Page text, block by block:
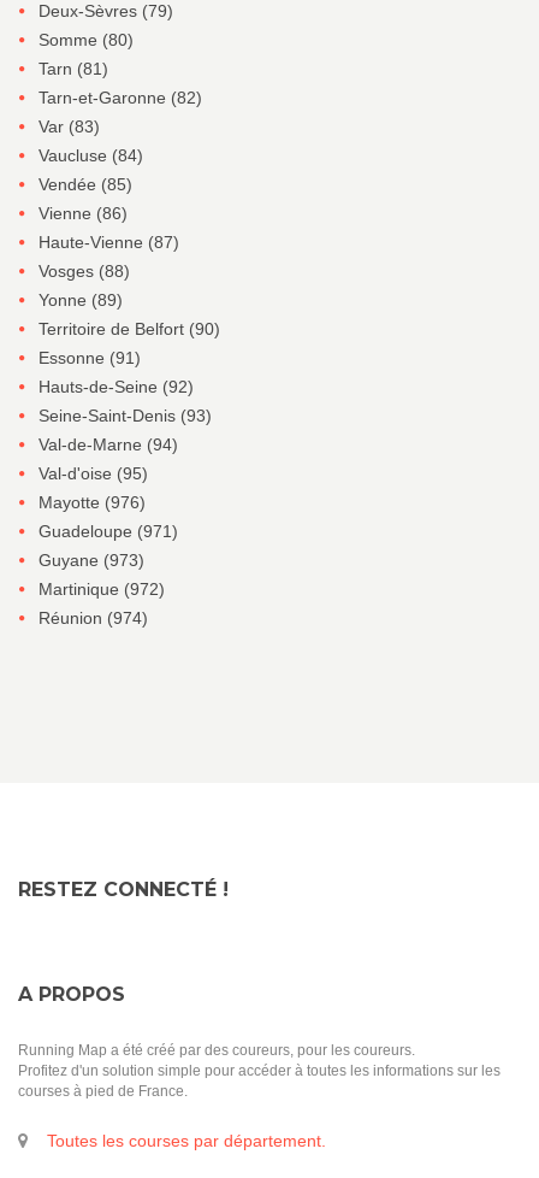
Deux-Sèvres (79)
Somme (80)
Tarn (81)
Tarn-et-Garonne (82)
Var (83)
Vaucluse (84)
Vendée (85)
Vienne (86)
Haute-Vienne (87)
Vosges (88)
Yonne (89)
Territoire de Belfort (90)
Essonne (91)
Hauts-de-Seine (92)
Seine-Saint-Denis (93)
Val-de-Marne (94)
Val-d'oise (95)
Mayotte (976)
Guadeloupe (971)
Guyane (973)
Martinique (972)
Réunion (974)
RESTEZ CONNECTÉ !
A PROPOS
Running Map a été créé par des coureurs, pour les coureurs.
Profitez d'un solution simple pour accéder à toutes les informations sur les
courses à pied de France.
Toutes les courses par département.